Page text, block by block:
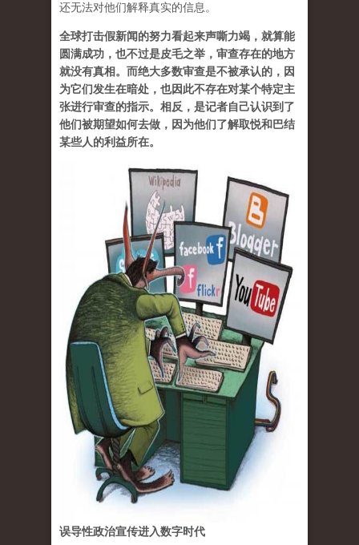
还无法对他们解释真实的信息。
全球打击假新闻的努力看起来声嘶力竭，就算能
圆满成功，也不过是皮毛之举，审查存在的地方
就没有真相。而绝大多数审查是不被承认的，因
为它们发生在暗处，也因此不存在对某个特定主
张进行审查的指示。相反，是记者自己认识到了
他们被期望如何去做，因为他们了解取悦和巴结
某些人的利益所在。
误导性政治宣传进入数字时代